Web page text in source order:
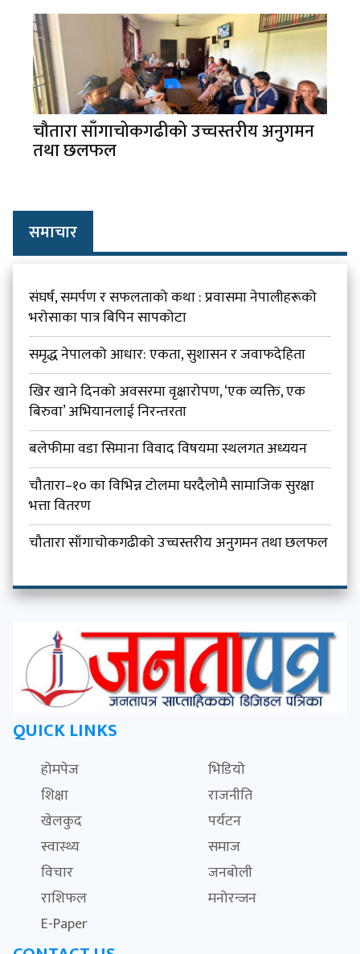
चौतारा साँगाचोकगढीको उच्चस्तरीय अनुगमन
तथा छलफल
समाचार
संघर्ष, समर्पण र सफलताको कथा : प्रवासमा नेपालीहरूको
भरोसाका पात्र बिपिन सापकोटा
समृद्ध नेपालको आधार: एकता, सुशासन र जवाफदेहिता
खिर खाने दिनको अवसरमा वृक्षारोपण, ‘एक व्यक्ति, एक
बिरुवा’ अभियानलाई निरन्तरता
बलेफीमा वडा सिमाना विवाद विषयमा स्थलगत अध्ययन
चौतारा–१० का विभिन्न टोलमा घरदैलोमै सामाजिक सुरक्षा
भत्ता वितरण
चौतारा साँगाचोकगढीको उच्चस्तरीय अनुगमन तथा छलफल
QUICK LINKS
होमपेज
भिडियो
शिक्षा
राजनीति
खेलकुद
पर्यटन
स्वास्थ्य
समाज
विचार
जनबोली
राशिफल
मनोरन्जन
E-Paper